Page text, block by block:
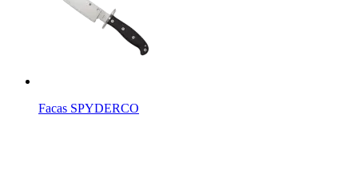
Facas SPYDERCO